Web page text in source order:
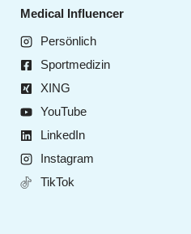
Medical Influencer
Persönlich
Sportmedizin
XING
YouTube
LinkedIn
Instagram
TikTok